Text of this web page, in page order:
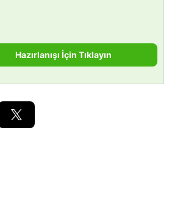
Hazırlanışı İçin Tıklayın